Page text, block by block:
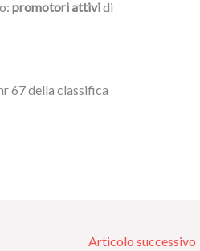
promotori attividi
67 della classifica
Articolo successivo